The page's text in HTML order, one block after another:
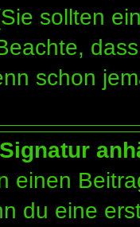
sollten
schon
einen
du eine